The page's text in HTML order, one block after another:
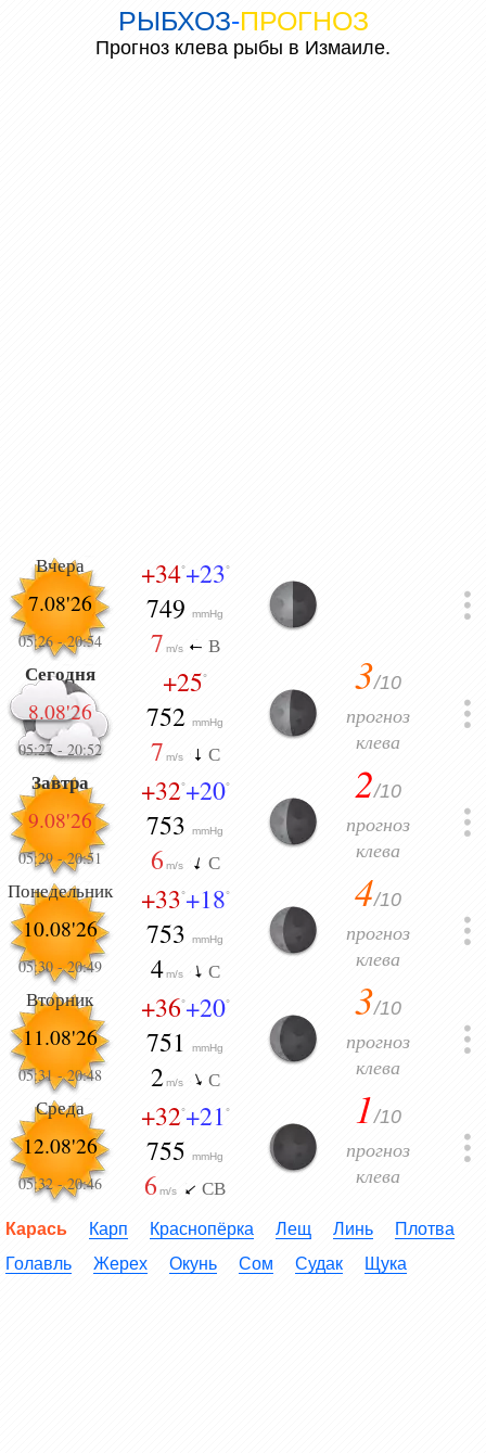
РЫБХОЗ-ПРОГНОЗ
Прогноз клева рыбы в Измаиле.
Вчера
7.08'26
05:26-20:54
+34°+23°
749mmHg
7 m/s В
Сегодня
8.08'26
05:27- 20:52
+25°
752mmHg
7 m/s С
3/10
прогноз
клева
Завтра
9.08'26
05:29-20:51
+32°+20°
753mmHg
6 m/s С
2/10
прогноз
клева
Понедельник
10.08'26
05:30-20:49
+33°+18°
753mmHg
4 m/s С
4/10
прогноз
клева
Вторник
11.08'26
05:31-20:48
+36°+20°
751mmHg
2 m/s С
3/10
прогноз
клева
Среда
12.08'26
05:32-20:46
+32°+21°
755mmHg
6 m/s СВ
1/10
прогноз
клева
Карась Карп Краснопёрка Лещ Линь
Плотва
Голавль
Жерех Окунь Сом Судак Щука